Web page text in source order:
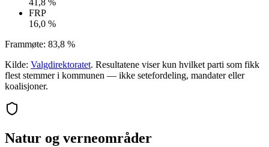
41,8 %
FRP
16,0 %
Frammøte: 83,8 %
Kilde: Valgdirektoratet. Resultatene viser kun hvilket parti som fikk
flest stemmer i kommunen — ikke setefordeling, mandater eller
koalisjoner.
Natur og verneområder